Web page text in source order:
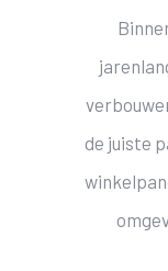
de juiste